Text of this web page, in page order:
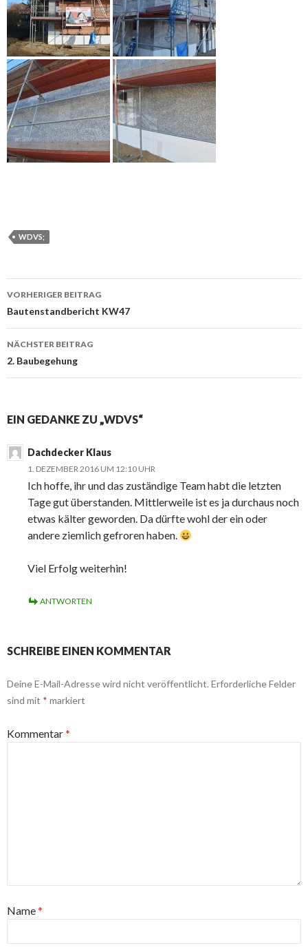
WDVS;
Beitrags-
Navigation
VORHERIGER BEITRAG
Bautenstandbericht KW47
NÄCHSTER BEITRAG
2. Baubegehung
EIN GEDANKE ZU „WDVS“
Dachdecker Klaus
1. DEZEMBER 2016 UM 12:10 UHR
Ich hoffe, ihr und das zuständige Team habt die letzten
Tage gut überstanden. Mittlerweile ist es ja durchaus noch
etwas kälter geworden. Da dürfte wohl der ein oder
andere ziemlich gefroren haben.
Viel Erfolg weiterhin!
ANTWORTEN
SCHREIBE EINEN KOMMENTAR
Deine E-Mail-Adresse wird nicht veröffentlicht. Erforderliche Felder
sind mit * markiert
Kommentar*
Name*